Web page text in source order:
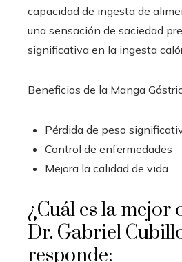
capacidad de ingesta de
una sensación de saciedad
significativa en la ingesta
Beneficios de la Manga
Pérdida de peso
Control de enfermedades
Mejora la calidad de vida
¿Cuál es la mejor
Dr. Gabriel
responde: